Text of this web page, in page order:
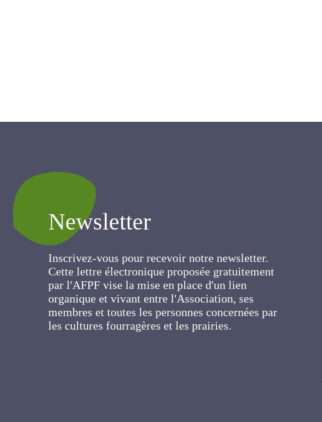
Newsletter
Inscrivez-vous pour recevoir notre newsletter.
Cette lettre électronique proposée
gratuitement par l'AFPF vise la mise en place
d'un lien organique et vivant entre
l'Association, ses membres et toutes les
personnes concernées par les cultures
fourragères et les prairies.